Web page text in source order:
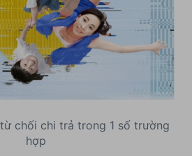
chối chi trả trong 1 số trường
hợp